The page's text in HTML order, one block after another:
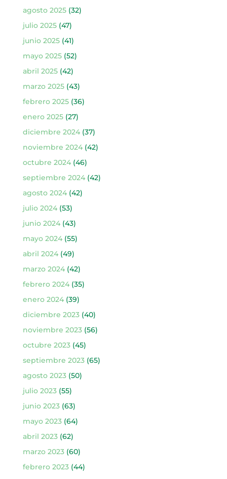
agosto 2025(32)
julio 2025(47)
junio 2025(41)
mayo 2025(52)
abril 2025(42)
marzo 2025(43)
febrero 2025(36)
enero 2025(27)
diciembre 2024(37)
noviembre 2024(42)
octubre 2024(46)
septiembre 2024(42)
agosto 2024(42)
julio 2024(53)
junio 2024(43)
mayo 2024(55)
abril 2024(49)
marzo 2024(42)
febrero 2024(35)
enero 2024(39)
diciembre 2023(40)
noviembre 2023(56)
octubre 2023(45)
septiembre 2023(65)
agosto 2023(50)
julio 2023(55)
junio 2023(63)
mayo 2023(64)
abril 2023(62)
marzo 2023(60)
febrero 2023(44)